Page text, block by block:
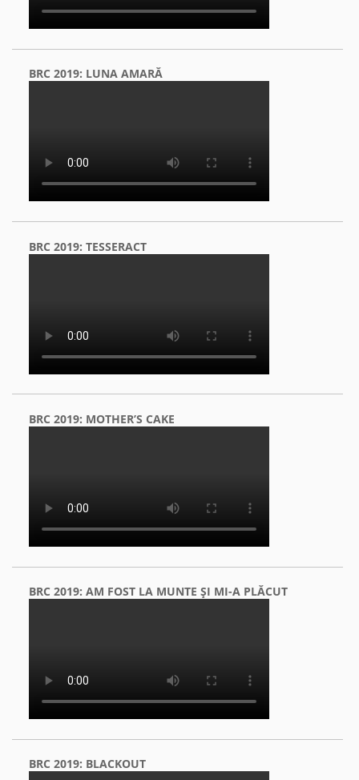
BRC 2019: LUNA AMARĂ
BRC 2019: TESSERACT
BRC 2019: MOTHER’S CAKE
BRC 2019: AM FOST LA MUNTE ŞI MI-A PLĂCUT
BRC 2019: BLACKOUT